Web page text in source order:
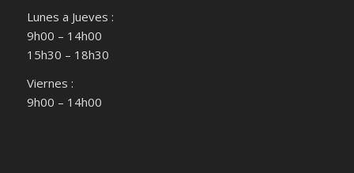
Lunes a Jueves :
9h00 – 14h00
15h30 – 18h30
Viernes :
9h00 – 14h00